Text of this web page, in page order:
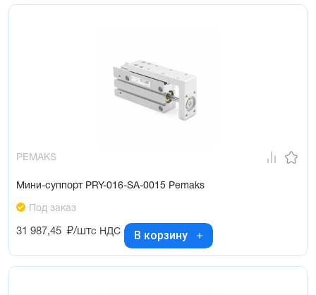
PEMAKS
Мини-суппорт PRY-016-SA-0015 Pemaks
Под заказ
31 987,45 ₽/штс НДС В корзину